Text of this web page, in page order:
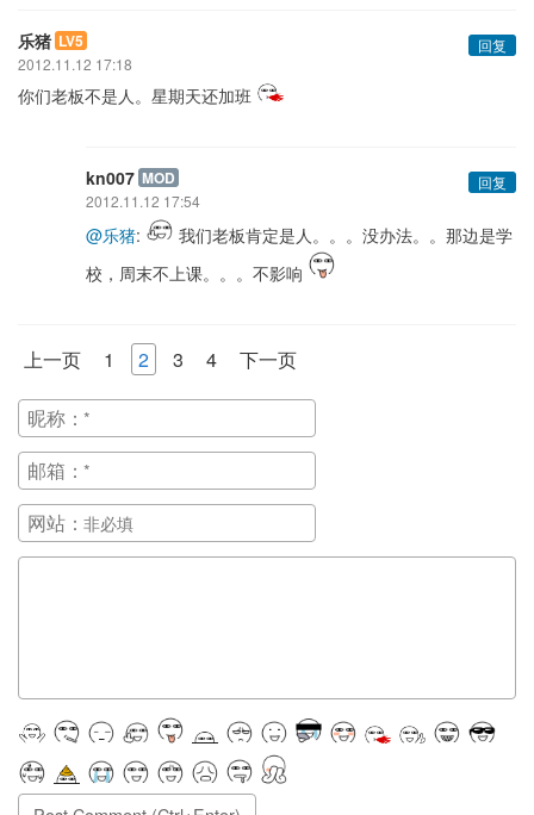
乐猪 LV5
回复
2012.11.12 17:18
你们老板不是人。星期天还加班
kn007 MOD
回复
2012.11.12 17:54
@乐猪:
我们老板肯定是人。。。没办法。。那边是学
校，周末不上课。。。不影响
上一页 1 2 3 4 下一页
昵称：
邮箱：
网站：